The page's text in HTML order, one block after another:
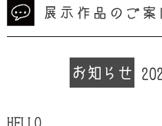
展示作品のご案
お知らせ
HELLO